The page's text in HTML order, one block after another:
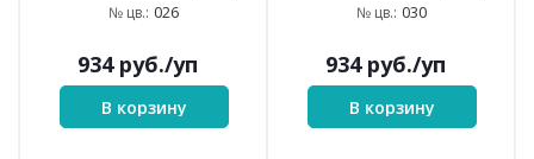
№ цв.: 026
934руб./уп
В корзину
№ цв.: 030
934руб./уп
В корзину